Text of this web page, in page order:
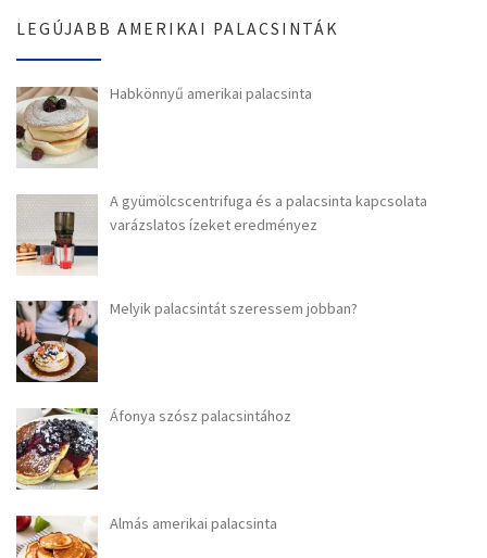
LEGÚJABB AMERIKAI PALACSINTÁK
Habkönnyű amerikai palacsinta
A gyümölcscentrifuga és a palacsinta kapcsolata
varázslatos ízeket eredményez
Melyik palacsintát szeressem jobban?
Áfonya szósz palacsintához
Almás amerikai palacsinta